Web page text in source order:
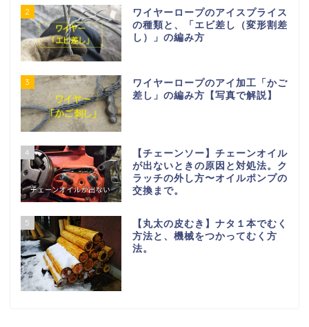
2
ワイヤーロープのアイスプライス
の種類と、「エビ差し（変形割差
し）」の編み方
3
ワイヤーロープのアイ加工「かご
差し」の編み方【写真で解説】
4
【チェーンソー】チェーンオイル
が出ないときの原因と対処法。ク
ラッチの外し方〜オイルポンプの
交換まで。
5
【丸太の皮むき】ナタ１本でむく
方法と、機械をつかってむく方
法。